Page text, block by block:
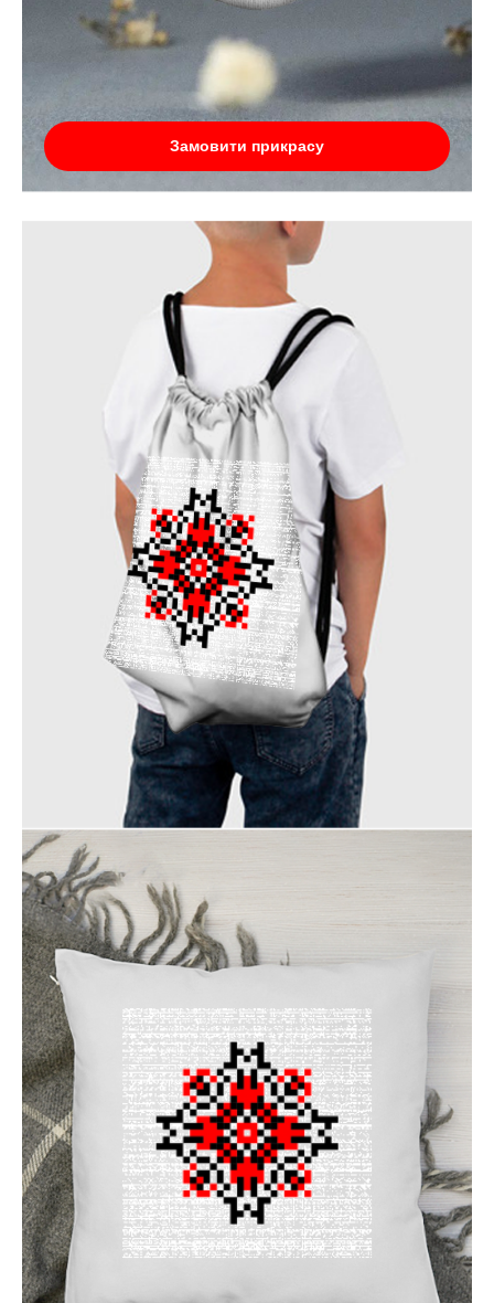
Замовити прикрасу